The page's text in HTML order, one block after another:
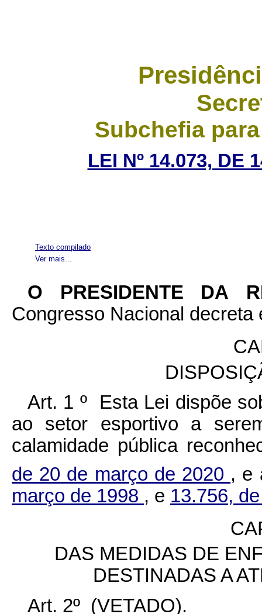
Subchefia
LEI Nº 14.073, DE
Ver mais...
Texto compilado
O PRESIDENTE DA
Congresso Nacional
Art. 1 º Esta Lei dispõe
ao setor esportivo a
calamidade pública
de 20 de março de 2020 , e
março de 1998 , e 13.756,
DAS MEDIDAS DE
DESTINADAS A
Art. 2º (VETADO).